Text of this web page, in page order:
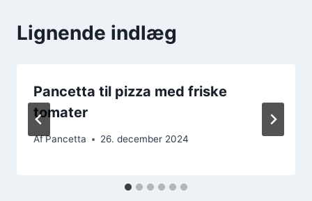
Lignende indlæg
Pancetta til pizza med friske
tomater
AfPancetta 26. december 2024